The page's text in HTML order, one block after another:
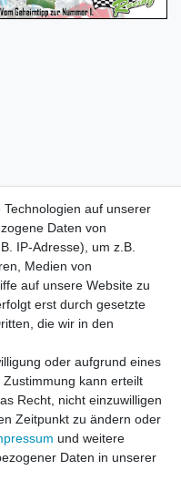
AGB
Widerrufs­recht
Kontakt
vorbehalten.
auf unserer
Daten von
IP-Adresse), um z.B.
Medien von
auf unsere Website zu
erst durch gesetzte
die wir in den
oder aufgrund eines
kann erteilt
Recht, nicht einzuwilligen
Zeitpunkt zu ändern oder
und weitere
Daten in unserer